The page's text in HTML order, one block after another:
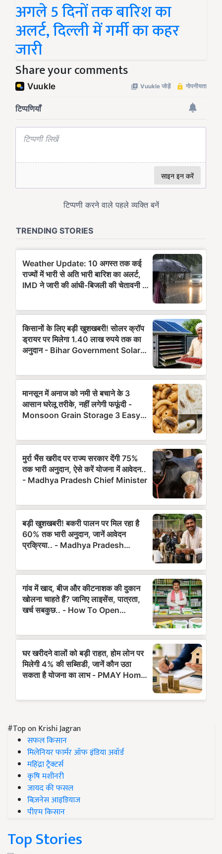
अगले 5 दिनों तक बारिश का
अलर्ट, दिल्ली में गर्मी का कहर
जारी
Share your comments
#Top on Krishi Jagran
सफल किसान
मिलेनियर फार्मर ऑफ इंडिया अवॉर्ड
महिंद्रा ट्रैक्टर्स
कृषि मशीनरी
जायद की फसल
बिज़नेस आइडियाज
पीएम किसान
Top Stories